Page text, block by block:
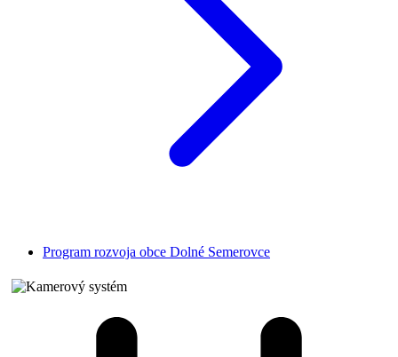
Program rozvoja obce Dolné Semerovce